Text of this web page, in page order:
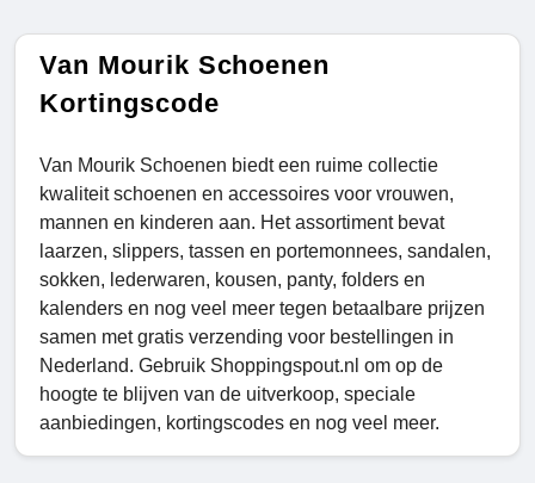
Van Mourik Schoenen
Kortingscode
Van Mourik Schoenen biedt een ruime collectie
kwaliteit schoenen en accessoires voor vrouwen,
mannen en kinderen aan. Het assortiment bevat
laarzen, slippers, tassen en portemonnees, sandalen,
sokken, lederwaren, kousen, panty, folders en
kalenders en nog veel meer tegen betaalbare prijzen
samen met gratis verzending voor bestellingen in
Nederland. Gebruik Shoppingspout.nl om op de
hoogte te blijven van de uitverkoop, speciale
aanbiedingen, kortingscodes en nog veel meer.